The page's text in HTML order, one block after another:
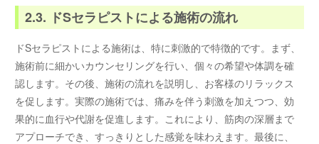
2.3. ドSセラピストによる施術の流れ
ドSセラピストによる施術は、特に刺激的で特徴的です。まず、
施術前に細かいカウンセリングを行い、個々の希望や体調を確
認します。その後、施術の流れを説明し、お客様のリラックス
を促します。実際の施術では、痛みを伴う刺激を加えつつ、効
果的に血行や代謝を促進します。これにより、筋肉の深層まで
アプローチでき、すっきりとした感覚を味わえます。最後に、